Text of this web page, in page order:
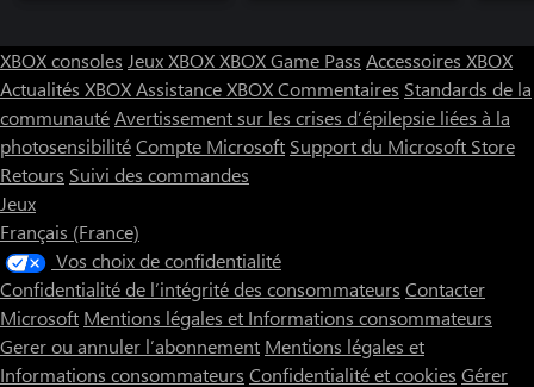
XBOX consoles Jeux XBOXXBOX Game Pass Accessoires XBOX
Actualités XBOXAssistance XBOXCommentaires Standards de la
communautéAvertissement sur les crises d’épilepsie liées à la
photosensibilitéCompte Microsoft Support du Microsoft Store
Retours Suivi des commandes
Jeux
Français (France)
Vos choix de confidentialité
Confidentialité de l’intégrité des consommateurs Contacter
Microsoft Mentions légales et Informations consommateurs
Gerer ou annuler l’abonnement Mentions légales et
Informations consommateurs Confidentialité et cookies Gérer